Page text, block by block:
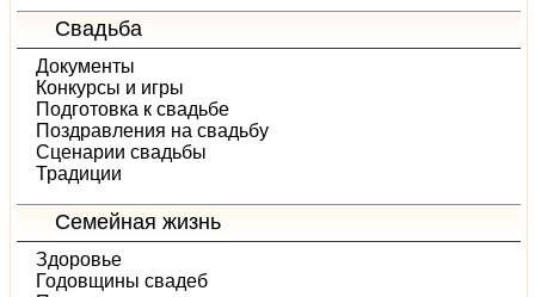
Свадьба
Документы
Конкурсы и игры
Подготовка к свадьбе
Поздравления на свадьбу
Сценарии свадьбы
Традиции
Семейная жизнь
Здоровье
Годовщины свадеб